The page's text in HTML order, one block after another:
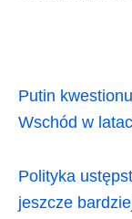
Putin
Wschód w
Polityka
jeszcze